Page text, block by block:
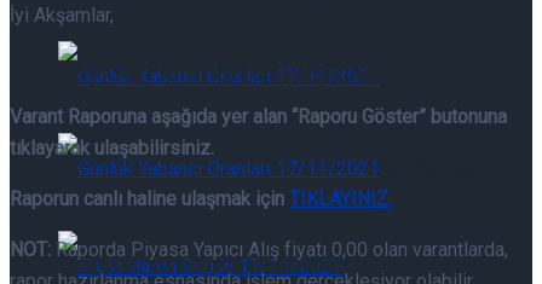
Günlük Yabancı Oranları 07/08/2026
Pay Geri Alımları 07/08/2026
Günlük Yabancı Oranları 07/08/2026
İyi Akşamlar,
Varant Raporuna aşağıda yer alan “Raporu Göster” butonuna
tıklayarak ulaşabilirsiniz.
Raporun canlı haline ulaşmak için TIKLAYINIZ.
NOT: Raporda Piyasa Yapıcı Alış fiyatı 0,00 olan varantlarda,